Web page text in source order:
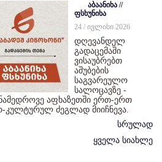
აბაანიხა //
ფსხუნიხა
24 / ივლისი 2026
დღევანდელ
გადაცემაში
ვისაუბრებთ
აშუბების
საგვარეულო
სალოცავზე -
აფხაზეთში ერთ-ერთ
კულტურულ ძეგლად მიიჩნევა.
სრულად
ყველა სიახლე